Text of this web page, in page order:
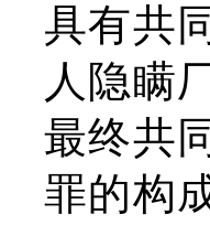
具有共
人隐瞒
最终共
罪的构